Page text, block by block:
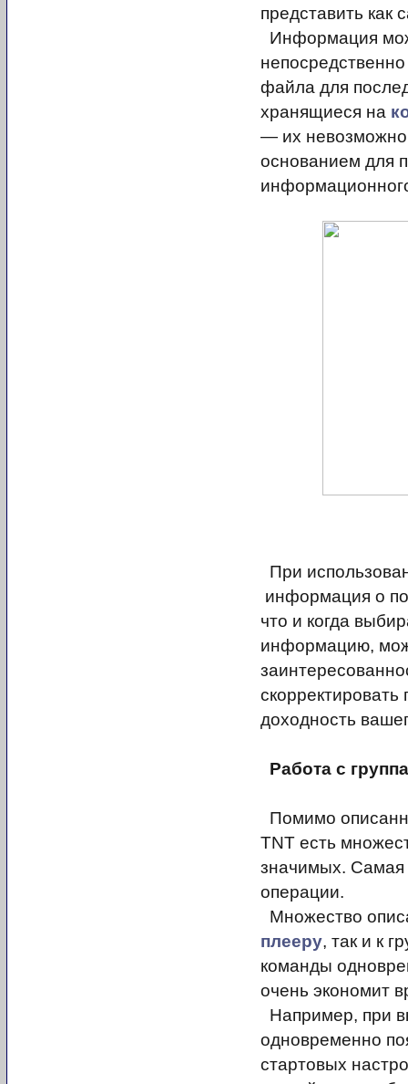
представить как
Информация
файла для
хранящиеся на
— их невозможно
основанием для
При
информация о
что и когда
информацию,
доходность
Работа с
Помимо
TNT есть
значимых. Самая
операции.
Множество
плееру, так и к
команды
очень экономит
Например, при
одновременно
стартовых